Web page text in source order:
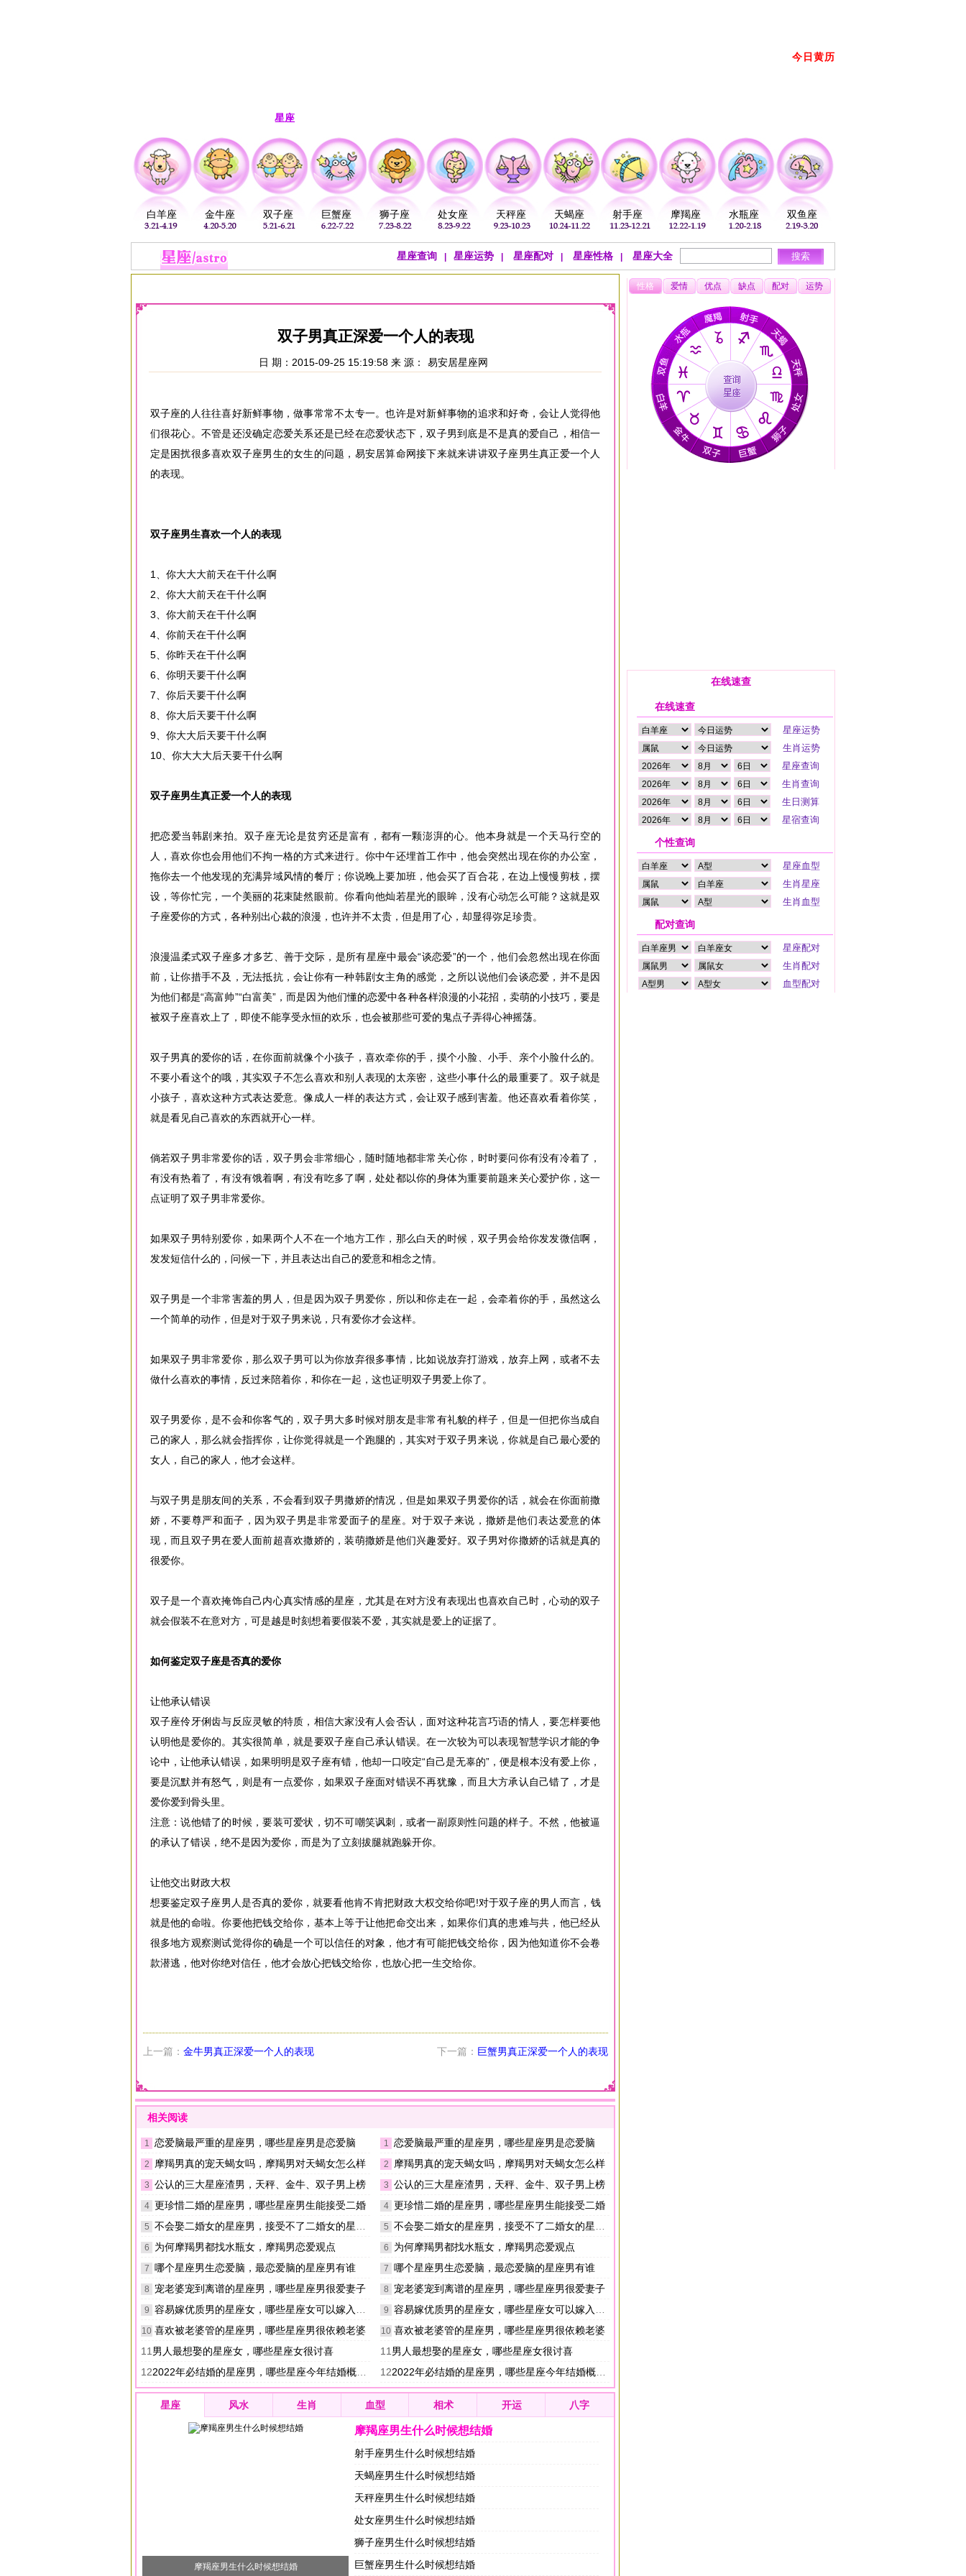
今日黄历
星座
白羊座 金牛座 双子座 巨蟹座 狮子座 处女座 天秤座 天蝎座 射手座 摩羯座 水瓶座 双鱼座
星座查询 星座运势 星座配对 星座性格 星座大全
双子男真正深爱一个人的表现
日 期：2015-09-25 15:19:58 来 源： 易安居星座网
双子座的人往往喜好新鲜事物，做事常常不太专一。也许是对新鲜事物的追求和好奇，会让人觉得他
们很花心。不管是还没确定恋爱关系还是已经在恋爱状态下，双子男到底是不是真的爱自己，相信一
定是困扰很多喜欢双子座男生的女生的问题，易安居算命网接下来就来讲讲双子座男生真正爱一个人
的表现。
双子座男生喜欢一个人的表现
1、你大大大前天在干什么啊
2、你大大前天在干什么啊
3、你大前天在干什么啊
4、你前天在干什么啊
5、你昨天在干什么啊
6、你明天要干什么啊
7、你后天要干什么啊
8、你大后天要干什么啊
9、你大大后天要干什么啊
10、你大大大后天要干什么啊
双子座男生真正爱一个人的表现
把恋爱当韩剧来拍。双子座无论是贫穷还是富有，都有一颗澎湃的心。他本身就是一个天马行空的
人，喜欢你也会用他们不拘一格的方式来进行。你中午还埋首工作中，他会突然出现在你的办公室，
拖你去一个他发现的充满异域风情的餐厅；你说晚上要加班，他会买了百合花，在边上慢慢剪枝，摆
设，等你忙完，一个美丽的花束陡然眼前。你看向他灿若星光的眼眸，没有心动怎么可能？这就是双
子座爱你的方式，各种别出心裁的浪漫，也许并不太贵，但是用了心，却显得弥足珍贵。
浪漫温柔式双子座多才多艺、善于交际，是所有星座中最会“谈恋爱”的一个，他们会忽然出现在你面
前，让你措手不及，无法抵抗，会让你有一种韩剧女主角的感觉，之所以说他们会谈恋爱，并不是因
为他们都是“高富帅”“白富美”，而是因为他们懂的恋爱中各种各样浪漫的小花招，卖萌的小技巧，要是
被双子座喜欢上了，即使不能享受永恒的欢乐，也会被那些可爱的鬼点子弄得心神摇荡。
双子男真的爱你的话，在你面前就像个小孩子，喜欢牵你的手，摸个小脸、小手、亲个小脸什么的。
不要小看这个的哦，其实双子不怎么喜欢和别人表现的太亲密，这些小事什么的最重要了。双子就是
小孩子，喜欢这种方式表达爱意。像成人一样的表达方式，会让双子感到害羞。他还喜欢看着你笑，
就是看见自己喜欢的东西就开心一样。
倘若双子男非常爱你的话，双子男会非常细心，随时随地都非常关心你，时时要问你有没有冷着了，
有没有热着了，有没有饿着啊，有没有吃多了啊，处处都以你的身体为重要前题来关心爱护你，这一
点证明了双子男非常爱你。
如果双子男特别爱你，如果两个人不在一个地方工作，那么白天的时候，双子男会给你发发微信啊，
发发短信什么的，问候一下，并且表达出自己的爱意和相念之情。
双子男是一个非常害羞的男人，但是因为双子男爱你，所以和你走在一起，会牵着你的手，虽然这么
一个简单的动作，但是对于双子男来说，只有爱你才会这样。
如果双子男非常爱你，那么双子男可以为你放弃很多事情，比如说放弃打游戏，放弃上网，或者不去
做什么喜欢的事情，反过来陪着你，和你在一起，这也证明双子男爱上你了。
双子男爱你，是不会和你客气的，双子男大多时候对朋友是非常有礼貌的样子，但是一但把你当成自
己的家人，那么就会指挥你，让你觉得就是一个跑腿的，其实对于双子男来说，你就是自己最心爱的
女人，自己的家人，他才会这样。
与双子男是朋友间的关系，不会看到双子男撒娇的情况，但是如果双子男爱你的话，就会在你面前撒
娇，不要尊严和面子，因为双子男是非常爱面子的星座。对于双子来说，撒娇是他们表达爱意的体
现，而且双子男在爱人面前超喜欢撒娇的，装萌撒娇是他们兴趣爱好。双子男对你撒娇的话就是真的
很爱你。
双子是一个喜欢掩饰自己内心真实情感的星座，尤其是在对方没有表现出也喜欢自己时，心动的双子
就会假装不在意对方，可是越是时刻想着要假装不爱，其实就是爱上的证据了。
如何鉴定双子座是否真的爱你
让他承认错误
双子座伶牙俐齿与反应灵敏的特质，相信大家没有人会否认，面对这种花言巧语的情人，要怎样要他
认明他是爱你的。其实很简单，就是要双子座自己承认错误。在一次较为可以表现智慧学识才能的争
论中，让他承认错误，如果明明是双子座有错，他却一口咬定“自己是无辜的”，便是根本没有爱上你，
要是沉默并有怒气，则是有一点爱你，如果双子座面对错误不再犹豫，而且大方承认自己错了，才是
爱你爱到骨头里。
注意：说他错了的时候，要装可爱状，切不可嘲笑讽刺，或者一副原则性问题的样子。不然，他被逼
的承认了错误，绝不是因为爱你，而是为了立刻拔腿就跑躲开你。
让他交出财政大权
想要鉴定双子座男人是否真的爱你，就要看他肯不肯把财政大权交给你吧!对于双子座的男人而言，钱
就是他的命啦。你要他把钱交给你，基本上等于让他把命交出来，如果你们真的患难与共，他已经从
很多地方观察测试觉得你的确是一个可以信任的对象，他才有可能把钱交给你，因为他知道你不会卷
款潜逃，他对你绝对信任，他才会放心把钱交给你，也放心把一生交给你。
上一篇： 金牛男真正深爱一个人的表现 下一篇： 巨蟹男真正深爱一个人的表现
相关阅读
1 恋爱脑最严重的星座男，哪些星座男是恋爱脑
2 摩羯男真的宠天蝎女吗，摩羯男对天蝎女怎么样
3 公认的三大星座渣男，天秤、金牛、双子男上榜
4 更珍惜二婚的星座男，哪些星座男生能接受二婚
5 不会娶二婚女的星座男，接受不了二婚女的星座男
6 为何摩羯男都找水瓶女，摩羯男恋爱观点
7 哪个星座男生恋爱脑，最恋爱脑的星座男有谁
8 宠老婆宠到离谱的星座男，哪些星座男很爱妻子
9 容易嫁优质男的星座女，哪些星座女可以嫁入豪门
10 喜欢被老婆管的星座男，哪些星座男很依赖老婆
11 男人最想娶的星座女，哪些星座女很讨喜
122022年必结婚的星座男，哪些星座今年结婚概率很大
1 恋爱脑最严重的星座男，哪些星座男是恋爱脑
2 摩羯男真的宠天蝎女吗，摩羯男对天蝎女怎么样
3 公认的三大星座渣男，天秤、金牛、双子男上榜
4 更珍惜二婚的星座男，哪些星座男生能接受二婚
5 不会娶二婚女的星座男，接受不了二婚女的星座男
6 为何摩羯男都找水瓶女，摩羯男恋爱观点
7 哪个星座男生恋爱脑，最恋爱脑的星座男有谁
8 宠老婆宠到离谱的星座男，哪些星座男很爱妻子
9 容易嫁优质男的星座女，哪些星座女可以嫁入豪门
10 喜欢被老婆管的星座男，哪些星座男很依赖老婆
11 男人最想娶的星座女，哪些星座女很讨喜
122022年必结婚的星座男，哪些星座今年结婚概率很大
星座 风水 生肖 血型 相术 开运 八字
摩羯座男生什么时候想结婚
摩羯座男生什么时候想结婚
射手座男生什么时候想结婚
天蝎座男生什么时候想结婚
天秤座男生什么时候想结婚
处女座男生什么时候想结婚
狮子座男生什么时候想结婚
巨蟹座男生什么时候想结婚
性格 爱情 优点 缺点 配对 运势
在线速查
在线速查
个性查询
配对查询